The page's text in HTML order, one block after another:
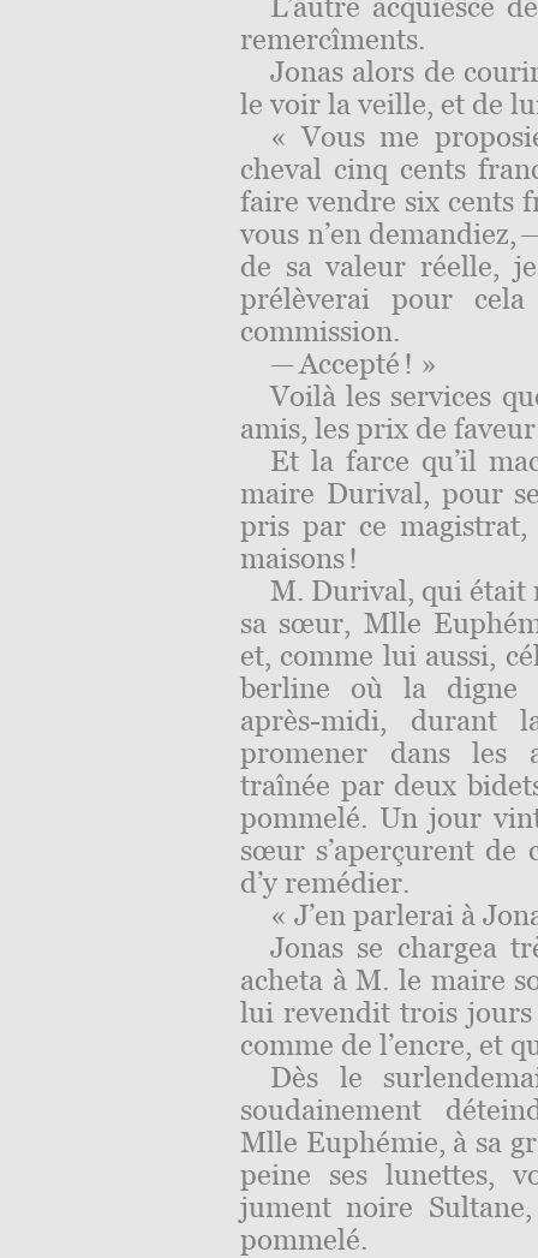
remercîments.
Jonas alors de
le voir la veille, et de
« Vous me
cheval cinq cents
faire vendre six cents
vous n’en demandiez,
de sa valeur réelle,
prélèverai pour
commission.
— Accepté ! »
Voilà les services
amis, les prix de
Et la farce qu’il
maire Durival, pour
pris par ce magistrat,
maisons !
M. Durival, qui était
sa sœur, Mlle
et, comme lui aussi,
berline où la digne
après-midi, durant
promener dans les
traînée par deux
pommelé. Un jour
sœur s’aperçurent de
d’y remédier.
« J’en parlerai à
Jonas se chargea
acheta à M. le maire
lui revendit trois jours
comme de l’encre, et
Dès le
soudainement
Mlle Euphémie, à sa
peine ses lunettes,
jument noire
pommelé.